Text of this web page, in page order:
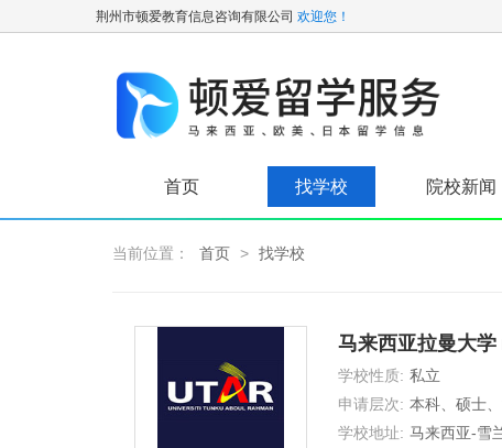
荆州市顿爱教育信息咨询有限公司 欢迎您！
首页 找学校 院校新闻
当前位置： 首页 > 找学校
马来西亚拉曼大学
UNIVERSITY
学校性质: 私立
申请层次: 本科、硕士
士
学校地址: 马来西亚-雪